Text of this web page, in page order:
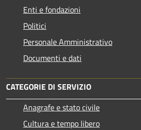
Enti e fondazioni
Politici
Personale Amministrativo
Documenti e dati
CATEGORIE DI SERVIZIO
Anagrafe e stato civile
Cultura e tempo libero